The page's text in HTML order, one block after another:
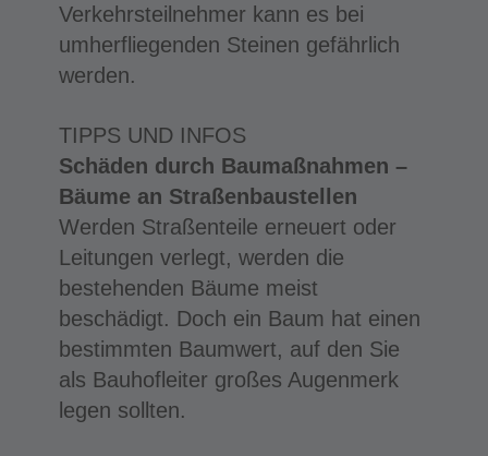
Verkehrsteilnehmer kann es bei
umherfliegenden Steinen gefährlich
werden.
TIPPS UND INFOS
Schäden durch Baumaßnahmen –
Bäume an Straßenbaustellen
Werden Straßenteile erneuert oder
Leitungen verlegt, werden die
bestehenden Bäume meist
beschädigt. Doch ein Baum hat einen
bestimmten Baumwert, auf den Sie
als Bauhofleiter großes Augenmerk
legen sollten.